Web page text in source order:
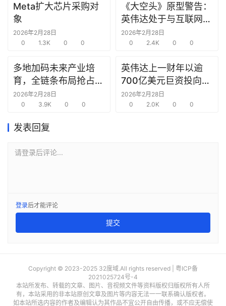
窗
商
合
圈
Meta扩大芯片采购对
象
2026年2月28日
0
1.3K 0 0
《大空头》原型警告：
英伟达处于与互联网泡
沫时期思科同样的“危
险境地”
2026年2月28日
0
2.4K 0 0
多地加码未来产业培
育，全链条布局抢占新
赛道先机
2026年2月28日
0
3.9K 0 0
英伟达上一财年以逾
700亿美元巨资投向合
作方，竭力巩固AI芯片
需求
2026年2月28日
0
2.0K 0 0
发表回复
请登录后评论...
登录后才能评论
提交
Copyright © 2023-2025 32度域.All rights reserved | 粤ICP备
2021025724号-4
本站所发布、转载的文章、图片、音视频文件等资料版权归版权所有人所
有，本站采用的非本站原创文章及图片等内容无法一一联系确认版权者。
如本站所选内容的作者及编辑认为其作品不宜公开自由传播，或不应无偿使